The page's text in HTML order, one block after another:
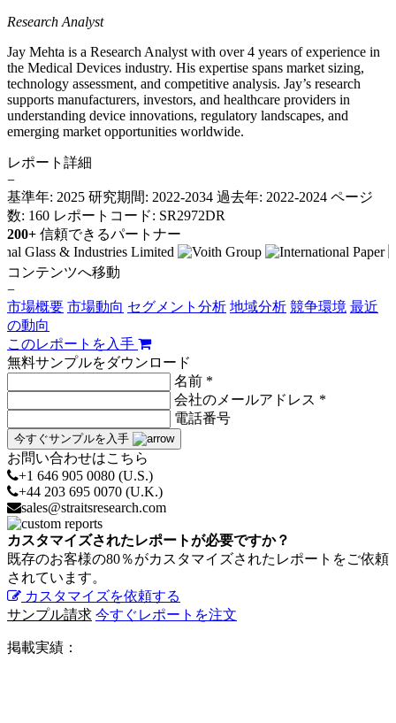
Research Analyst
Jay Mehta is a Research Analyst with over 4 years of experience in
the Medical Devices industry. His expertise spans market sizing,
technology assessment, and competitive analysis. Jay’s research
supports manufacturers, investors, and healthcare providers in
understanding device innovations, regulatory landscapes, and
emerging market opportunities worldwide.
レポート詳細
−
基準年: 2025 研究期間: 2022-2034 過去年: 2022-2024 ページ
数: 160 レポートコード: SR2972DR
200+ 信頼できるパートナー
コンテンツへ移動
−
市場概要 市場動向 セグメント分析 地域分析 競争環境 最近
の動向
このレポートを入手
無料サンプルをダウンロード
名前 *
会社のメールアドレス *
電話番号
今すぐサンプルを入手
お問い合わせはこちら
+1 646 905 0080 (U.S.)
+44 203 695 0070 (U.K.)
sales@straitsresearch.com
カスタマイズされたレポートが必要ですか？
既存のお客様の80％がカスタマイズされたレポートをご依頼
されています。
カスタマイズを依頼する
サンプル請求 今すぐレポートを注文
掲載実績：